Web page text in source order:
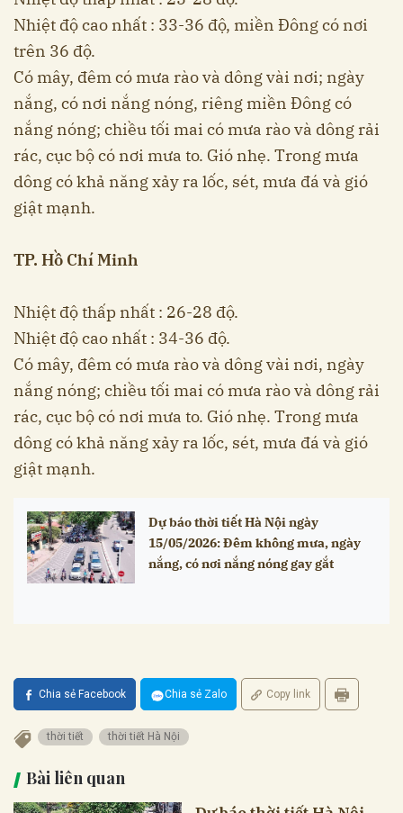
Nhiệt độ cao nhất : 33-36 độ, miền Đông có nơi
trên 36 độ.
Có mây, đêm có mưa rào và dông vài nơi; ngày
nắng, có nơi nắng nóng, riêng miền Đông có
nắng nóng; chiều tối mai có mưa rào và dông rải
rác, cục bộ có nơi mưa to. Gió nhẹ. Trong mưa
dông có khả năng xảy ra lốc, sét, mưa đá và gió
giật mạnh.
TP. Hồ Chí Minh
Nhiệt độ thấp nhất : 26-28 độ.
Nhiệt độ cao nhất : 34-36 độ.
Có mây, đêm có mưa rào và dông vài nơi, ngày
nắng nóng; chiều tối mai có mưa rào và dông rải
rác, cục bộ có nơi mưa to. Gió nhẹ. Trong mưa
dông có khả năng xảy ra lốc, sét, mưa đá và gió
giật mạnh.
Dự báo thời tiết Hà Nội ngày
15/05/2026: Đêm không mưa, ngày
nắng, có nơi nắng nóng gay gắt
Chia sẻ Facebook Chia sẻ Zalo Copy link
thời tiết thời tiết Hà Nội
Bài liên quan